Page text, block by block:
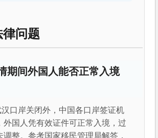
律问题
期间外国人能否正常入境
汉口岸关闭外，中国各口岸签证机
外国人凭有效证件可正常入境，过
调整。参考国家移民管理局解答，